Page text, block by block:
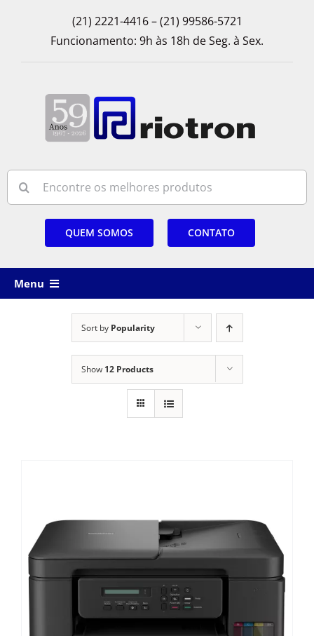
(21) 2221-4416 – (21) 99586-5721
Funcionamento: 9h às 18h de Seg. à Sex.
for:
QUEM SOMOS CONTATO
Menu
FRAGMENTADORAS
SUPRIMENTOS
BLOG
Sort by Popularity
Show 12 Products